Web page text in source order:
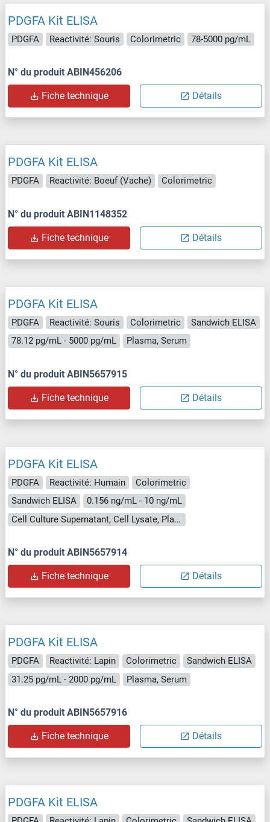
PDGFA Kit ELISA
PDGFA Reactivité: Souris Colorimetric 78-5000 pg/mL
N° du produit ABIN456206
Fiche technique Détails
PDGFA Kit ELISA
PDGFA Reactivité: Boeuf (Vache) Colorimetric
N° du produit ABIN1148352
Fiche technique Détails
PDGFA Kit ELISA
PDGFA Reactivité: Souris Colorimetric
Sandwich ELISA
78.12 pg/mL - 5000 pg/mL
Plasma, Serum
N° du produit ABIN5657915
Fiche technique Détails
PDGFA Kit ELISA
PDGFA Reactivité: Humain
Colorimetric
Sandwich ELISA
0.156 ng/mL - 10 ng/mL
Cell Culture Supernatant, Cell Lysate, Plasma, Serum, Tissue Homogenate
N° du produit ABIN5657914
Fiche technique Détails
PDGFA Kit ELISA
PDGFA Reactivité: Lapin Colorimetric
Sandwich ELISA
31.25 pg/mL - 2000 pg/mL
Plasma, Serum
N° du produit ABIN5657916
Fiche technique Détails
PDGFA Kit ELISA